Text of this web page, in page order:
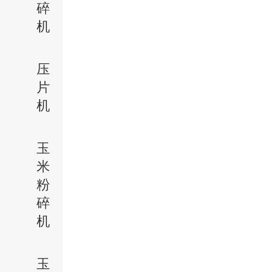
碎
机
压
片
机
玉
米
粉
碎
机
玉